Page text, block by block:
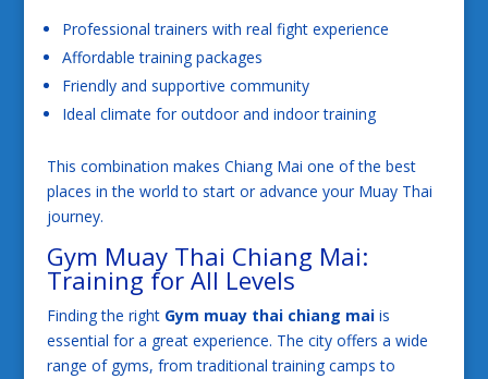
Professional trainers with real fight experience
Affordable training packages
Friendly and supportive community
Ideal climate for outdoor and indoor training
This combination makes Chiang Mai one of the best
places in the world to start or advance your Muay Thai
journey.
Gym Muay Thai Chiang Mai:
Training for All Levels
Finding the right Gym muay thai chiang maiis
essential for a great experience. The city offers a wide
range of gyms, from traditional training camps to